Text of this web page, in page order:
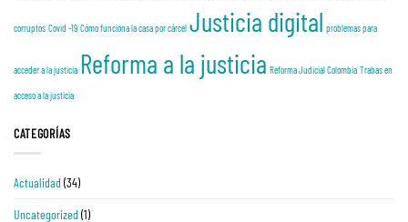
corruptos Covid -19 Cómo funciona la casa por cárcel Justicia digital problemas para
acceder a la justicia Reforma a la justicia Reforma Judicial Colombia Trabas en
acceso a la justicia
CATEGORÍAS
Actualidad (34)
Uncategorized (1)